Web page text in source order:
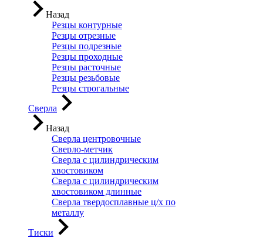
Назад
Резцы контурные
Резцы отрезные
Резцы подрезные
Резцы проходные
Резцы расточные
Резцы резьбовые
Резцы строгальные
Сверла
Назад
Сверла центровочные
Сверло-метчик
Сверла с цилиндрическим
хвостовиком
Сверла с цилиндрическим
хвостовиком длинные
Сверла твердосплавные ц/х по
металлу
Тиски